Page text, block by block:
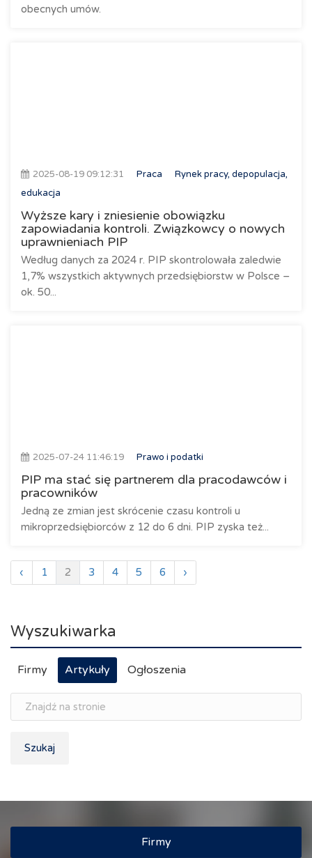
obecnych umów.
2025-08-19 09:12:31 Praca
Rynek pracy, depopulacja,
edukacja
Wyższe kary i zniesienie obowiązku
zapowiadania kontroli. Związkowcy o nowych
uprawnieniach PIP
Według danych za 2024 r. PIP skontrolowała zaledwie
1,7% wszystkich aktywnych przedsiębiorstw w Polsce –
ok. 50...
2025-07-24 11:46:19 Prawo i podatki
PIP ma stać się partnerem dla pracodawców i
pracowników
Jedną ze zmian jest skrócenie czasu kontroli u
mikroprzedsiębiorców z 12 do 6 dni. PIP zyska też...
‹ 1 2 3 4 5 6 ›
Wyszukiwarka
Firmy Artykuły Ogłoszenia
Szukaj
Firmy